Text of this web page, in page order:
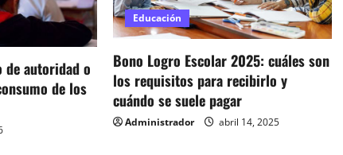
autoridad o
de los
Educación
Bono Logro Escolar 2025: cuáles son
los requisitos para recibirlo y
cuándo se suele pagar
Administrador abril 14, 2025